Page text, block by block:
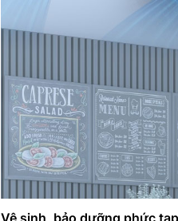
Vệ sinh, bảo dưỡng phức